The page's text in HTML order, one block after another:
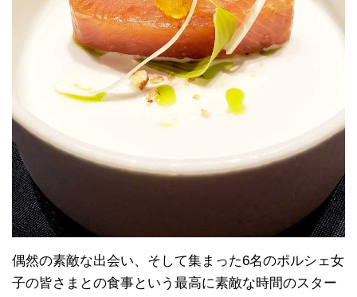
偶然の素敵な出会い、そして集まった6名のポルシェ女
子の皆さまとの食事という最高に素敵な時間のスター